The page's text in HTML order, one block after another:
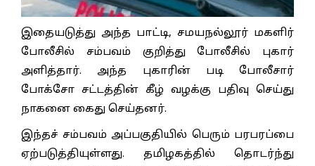
இதையடுத்து அந்த பாட்டி, சமயநல்லூர் மகளிர்
போலீசில் சம்பவம் குறித்து போலீசில் புகார்
அளித்தார். அந்த புகாரின் படி போலீசார்
போக்சோ சட்டத்தின் கீழ் வழக்கு பதிவு செய்து
நாகனை கைது செய்தனர்.
இந்தச் சம்பவம் அப்பகுதியில் பெரும் பரபரப்பை
ஏற்படுத்தியுள்ளது. தமிழகத்தில் தொடர்ந்து